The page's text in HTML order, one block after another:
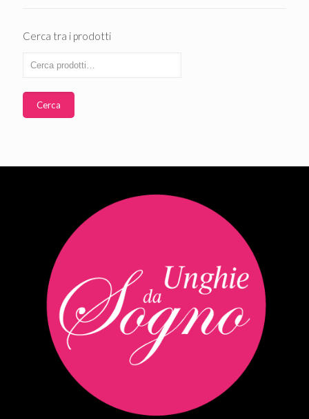
Cerca tra i prodotti
Cerca